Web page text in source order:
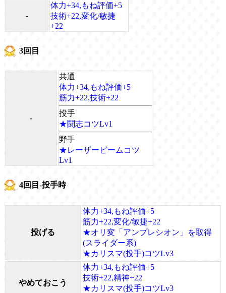
-
体力+34,もね評価+5
技術+22,変化/敏捷
+22
3回目
-
共通
体力+34,もね評価+5
筋力+22,技術+22
投手
★闘志コツLv1
野手
★レーザービームコツ
Lv1
4回目-投手時
投げる
体力+34,もね評価+5
筋力+22,変化/敏捷+22
★オリ変「アンプレシオン」を取得
(スライダー系)
★カリスマ(投手)コツLv3
やめておこう
体力+34,もね評価+5
技術+22,精神+22
★カリスマ(投手)コツLv3